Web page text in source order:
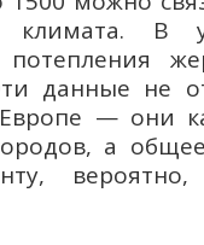
климата. В
потепления
данные не
— они
а
вероятно,